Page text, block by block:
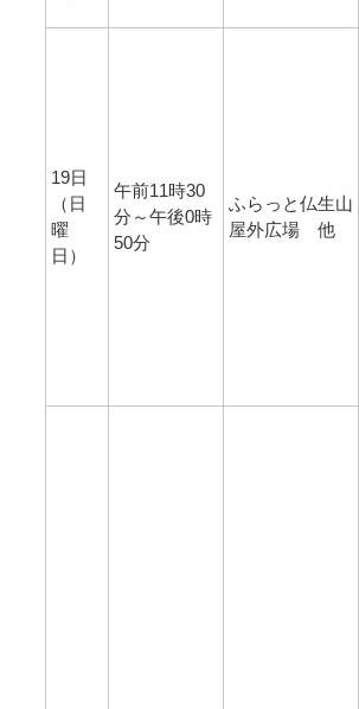
19日
（日
曜
日）
午前11時30
分～午後0時
50分
ふらっと仏生山
屋外広場 他